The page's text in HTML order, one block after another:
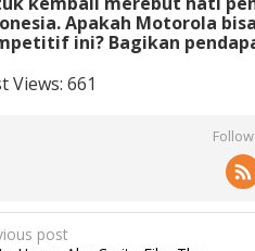
Apakah Motorola
ini? Bagikan
Views: 661
post